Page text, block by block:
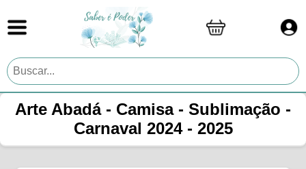
Arte Abadá - Camisa - Sublimação -
Carnaval 2024 - 2025